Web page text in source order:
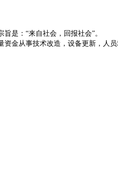
旨是：“来自社会，回报社会”。
资金从事技术改造，设备更新，人